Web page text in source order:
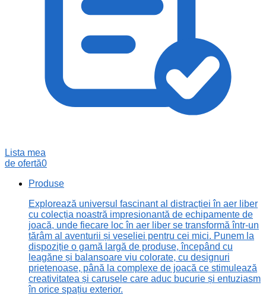
Lista mea
de ofertă0
Produse
Explorează universul fascinant al distracției în aer liber
cu colecția noastră impresionantă de echipamente de
joacă, unde fiecare loc în aer liber se transformă într-un
tărâm al aventurii și veseliei pentru cei mici. Punem la
dispoziție o gamă largă de produse, începând cu
leagăne și balansoare viu colorate, cu designuri
prietenoase, până la complexe de joacă ce stimulează
creativitatea și carusele care aduc bucurie și entuziasm
în orice spațiu exterior.